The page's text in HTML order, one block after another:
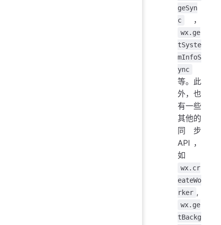
geSyn
c
，
wx.ge
tSyste
mInfoS
ync
等。此
外，也
有一些
其他的
同步
API，
如
wx.cr
eateWo
rker ,
wx.ge
tBackg